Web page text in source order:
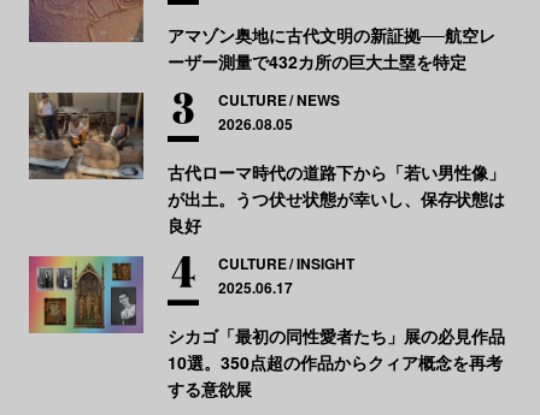
アマゾン奥地に古代文明の新証拠──航空レ
ーザー測量で432カ所の巨大土塁を特定
CULTURE NEWS
2026.08.05
古代ローマ時代の道路下から「若い男性像」
が出土。うつ伏せ状態が幸いし、保存状態は
良好
CULTURE INSIGHT
2025.06.17
シカゴ「最初の同性愛者たち」展の必見作品
10選。350点超の作品からクィア概念を再考
する意欲展